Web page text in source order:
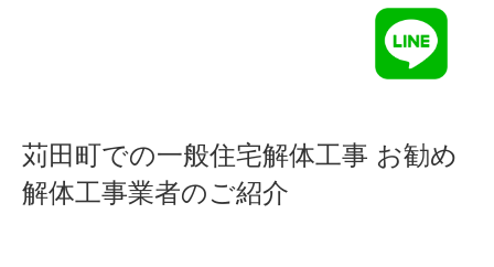
苅田町での一般住宅解体工事 お勧め
解体工事業者のご紹介